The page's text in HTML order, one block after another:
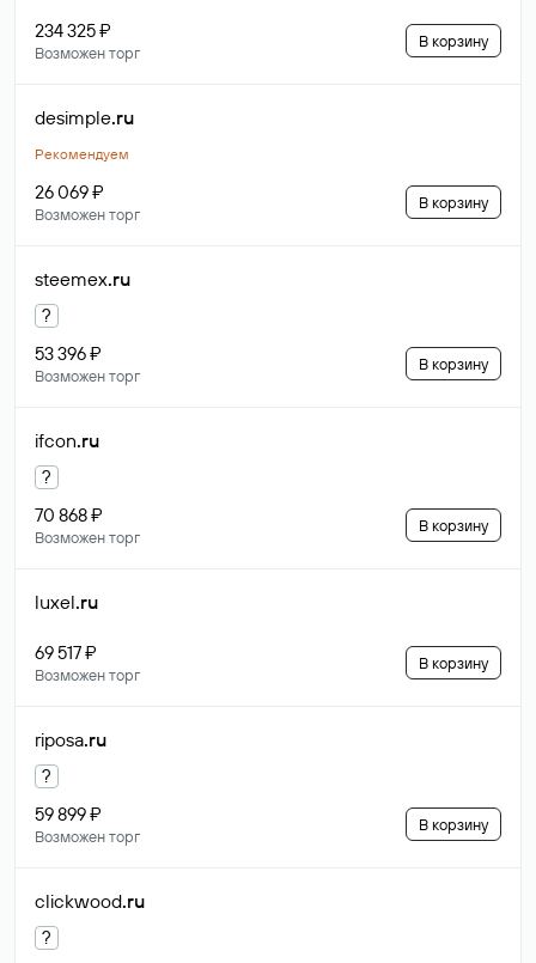
234 325 ₽
Возможен торг
В корзину
desimple.ru
Рекомендуем
26 069 ₽
Возможен торг
В корзину
steemex.ru
?
53 396 ₽
Возможен торг
В корзину
ifcon.ru
?
70 868 ₽
Возможен торг
В корзину
luxel.ru
69 517 ₽
Возможен торг
В корзину
riposa.ru
?
59 899 ₽
Возможен торг
В корзину
clickwood.ru
?